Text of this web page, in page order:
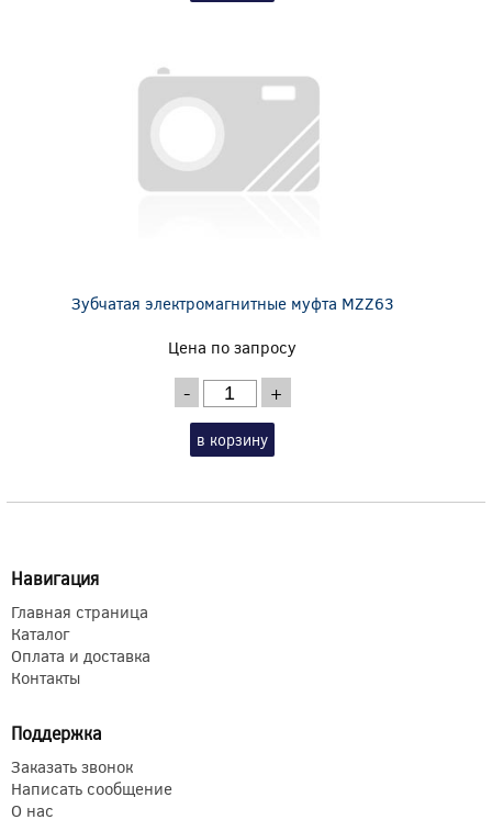
Зубчатая электромагнитные муфта MZZ63
Цена по запросу
- +
в корзину
Навигация
Главная страница
Каталог
Оплата и доставка
Контакты
Поддержка
Заказать звонок
Написать сообщение
О нас